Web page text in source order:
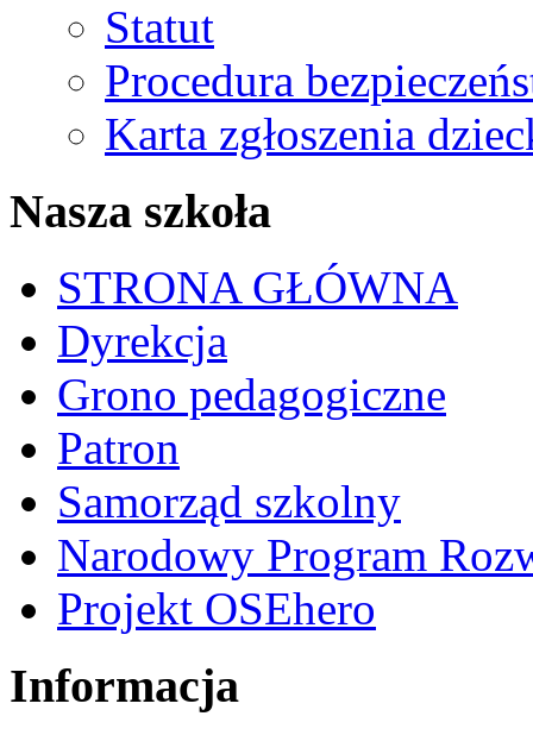
Statut
Procedura
Karta zgłoszenia
Nasza szkoła
STRONA GŁÓWNA
Dyrekcja
Grono pedagogiczne
Patron
Samorząd szkolny
Narodowy Program
Projekt OSEhero
Informacja